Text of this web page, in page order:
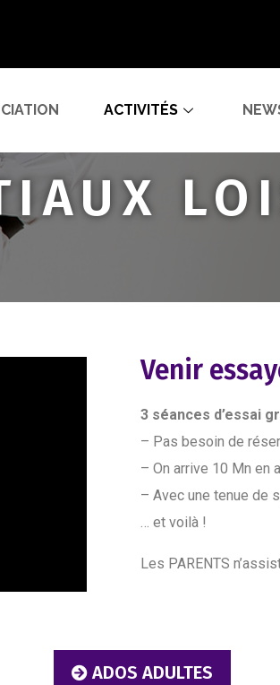
ACTIVITÉS
Venir
3 séances d’essai
– Pas besoin de
– On arrive 10 Mn en
– Avec une tenue de
… et voilà !
Les PARENTS
ADOS ADULTES